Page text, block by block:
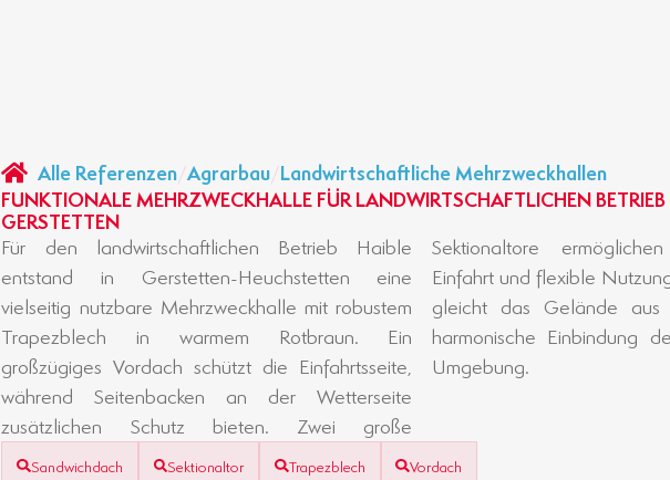
Alle Referenzen/Agrarbau/Landwirtschaftliche Mehrzweckhallen
FUNKTIONALE MEHRZWECKHALLE FÜR LANDWIRTSCHAFTLICHEN
GERSTETTEN
Für den landwirtschaftlichen Betrieb Haible
entstand in Gerstetten-Heuchstetten eine
vielseitig nutzbare Mehrzweckhalle mit robustem
Trapezblech in warmem Rotbraun. Ein
großzügiges Vordach schützt die Einfahrtsseite,
während Seitenbacken an der Wetterseite
zusätzlichen Schutz bieten. Zwei große
Sektionaltore ermöglichen eine komfortable
Einfahrt und flexible Nutzung. Der erhöhte Sockel
gleicht das Gelände aus und sorgt für eine
harmonische Einbindung des Gebäudes in die
Umgebung.
Sandwichdach Sektionaltor Trapezblech Vordach